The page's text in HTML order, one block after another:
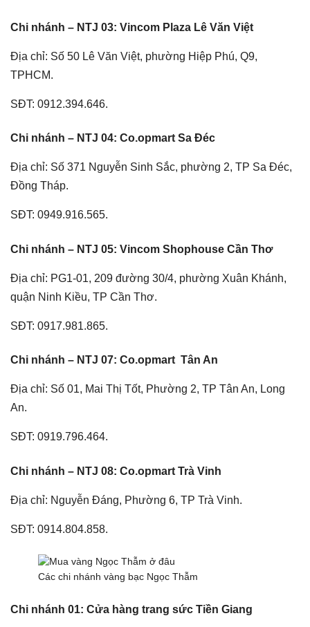
Chi nhánh – NTJ 03: Vincom Plaza Lê Văn Việt
Địa chỉ: Số 50 Lê Văn Việt, phường Hiệp Phú, Q9,
TPHCM.
SĐT: 0912.394.646.
Chi nhánh – NTJ 04: Co.opmart Sa Đéc
Địa chỉ: Số 371 Nguyễn Sinh Sắc, phường 2, TP Sa Đéc,
Đồng Tháp.
SĐT: 0949.916.565.
Chi nhánh – NTJ 05: Vincom Shophouse Cần Thơ
Địa chỉ: PG1-01, 209 đường 30/4, phường Xuân Khánh,
quận Ninh Kiều, TP Cần Thơ.
SĐT: 0917.981.865.
Chi nhánh – NTJ 07: Co.opmart Tân An
Địa chỉ: Số 01, Mai Thị Tốt, Phường 2, TP Tân An, Long
An.
SĐT: 0919.796.464.
Chi nhánh – NTJ 08: Co.opmart Trà Vinh
Địa chỉ: Nguyễn Đáng, Phường 6, TP Trà Vinh.
SĐT: 0914.804.858.
Các chi nhánh vàng bạc Ngọc Thẫm
Chi nhánh 01: Cửa hàng trang sức Tiền Giang